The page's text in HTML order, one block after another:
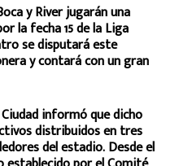
y River jugarán una
la fecha 15 de la Liga
se disputará este
y contará con un gran
informó que dicho
distribuidos en tres
del estadio. Desde el